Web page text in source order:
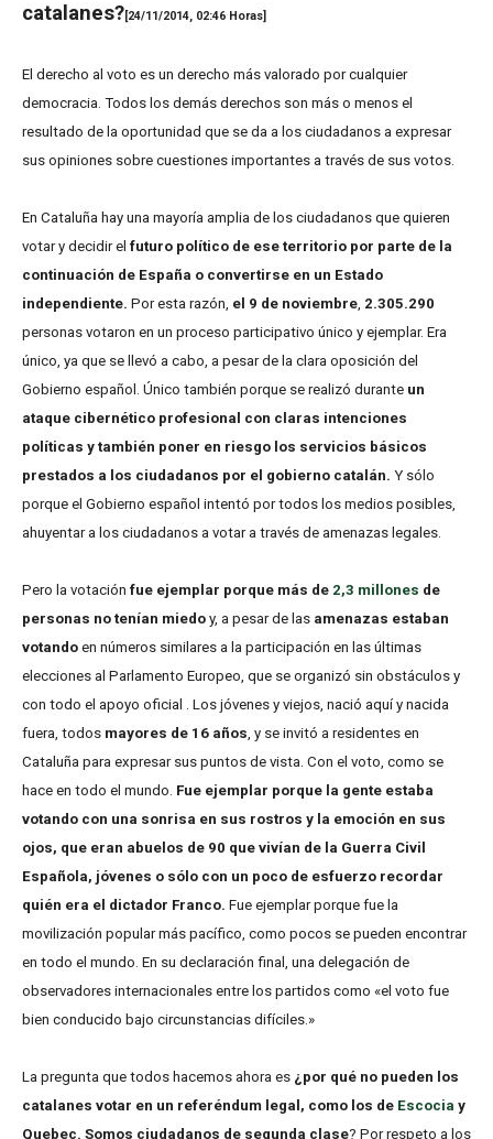
catalanes? [24/11/2014, 02:46 Horas]
El derecho al voto es un derecho más valorado por cualquier
democracia. Todos los demás derechos son más o menos el
resultado de la oportunidad que se da a los ciudadanos a expresar
sus opiniones sobre cuestiones importantes a través de sus votos.
En Cataluña hay una mayoría amplia de los ciudadanos que quieren
votar y decidir el futuro político de ese territorio por parte de la
continuación de España o convertirse en un Estado
independiente. Por esta razón, el 9 de noviembre, 2.305.290
personas votaron en un proceso participativo único y ejemplar. Era
único, ya que se llevó a cabo, a pesar de la clara oposición del
Gobierno español. Único también porque se realizó durante un
ataque cibernético profesional con claras intenciones
políticas y también poner en riesgo los servicios básicos
prestados a los ciudadanos por el gobierno catalán. Y sólo
porque el Gobierno español intentó por todos los medios posibles,
ahuyentar a los ciudadanos a votar a través de amenazas legales.
Pero la votación fue ejemplar porque más de 2,3 millones de
personas no tenían miedo y, a pesar de las amenazas estaban
votando en números similares a la participación en las últimas
elecciones al Parlamento Europeo, que se organizó sin obstáculos y
con todo el apoyo oficial . Los jóvenes y viejos, nació aquí y nacida
fuera, todos mayores de 16 años, y se invitó a residentes en
Cataluña para expresar sus puntos de vista. Con el voto, como se
hace en todo el mundo. Fue ejemplar porque la gente estaba
votando con una sonrisa en sus rostros y la emoción en sus
ojos, que eran abuelos de 90 que vivían de la Guerra Civil
Española, jóvenes o sólo con un poco de esfuerzo recordar
quién era el dictador Franco. Fue ejemplar porque fue la
movilización popular más pacífico, como pocos se pueden encontrar
en todo el mundo. En su declaración final, una delegación de
observadores internacionales entre los partidos como «el voto fue
bien conducido bajo circunstancias difíciles.»
La pregunta que todos hacemos ahora es ¿por qué no pueden los
catalanes votar en un referéndum legal, como los de Escocia y
Quebec. Somos ciudadanos de segunda clase? Por respeto a los